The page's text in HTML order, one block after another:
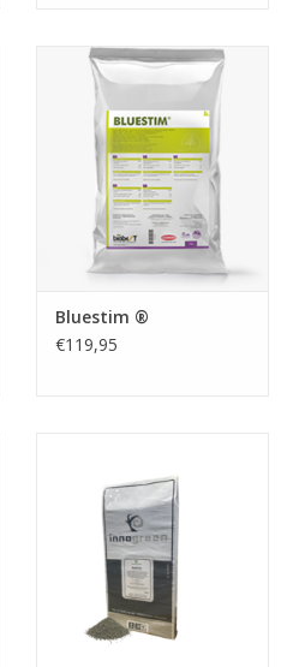
Bluestim ®
€119,95